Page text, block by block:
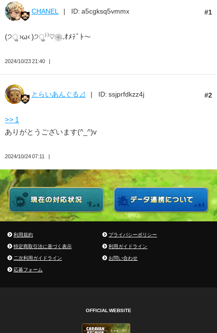
1
CHANEL ID: a5cgksq5vmmx
(੭ु ›ω‹ )੭ु⁾⁾♡❀.ｵﾒﾃﾞﾄ～
2024/10/23 21:40
2
とらいあんぐる⊿ ID: ssjprfdkzz4j
>> 1
ありがとうございます(^_^)v
2024/10/24 07:11
利用規約
プライバシーポリシー
特定商取引法に基づく表示
利用ガイドライン
二次利用ガイドライン
お問い合わせ
応募フォーム
OFFICIAL WEBSITE